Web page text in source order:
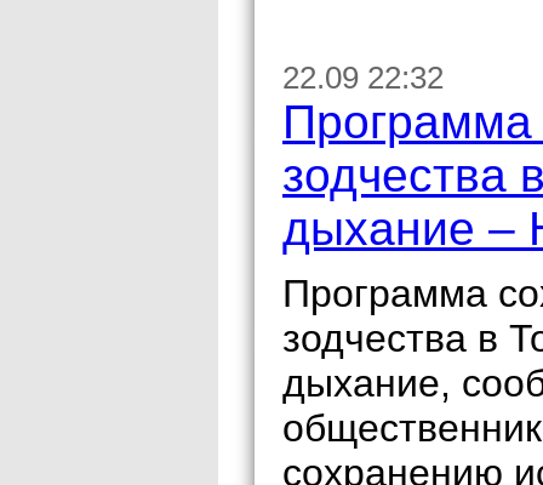
22.09 22:32
Программа
зодчества
дыхание –
Программа
зодчества в
дыхание,
сохранению